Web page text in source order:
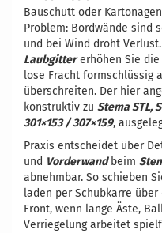
Bauschutt oder
Problem: Bordwände sind
und bei Wind droht
Laubgittererhöhen Sie
lose Fracht formschlüssig
überschreiten. Der hier
konstruktiv zu Stema STL,
301×153 / 307×159,
Praxis entscheidet über
und Vorderwandbeim
abnehmbar. So schieben
laden per Schubkarre
Front, wenn lange Äste,
Verriegelung arbeitet